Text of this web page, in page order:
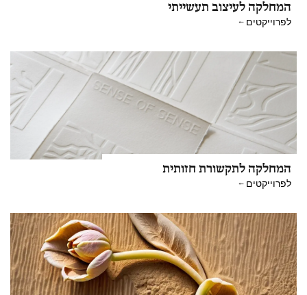
המחלקה לעיצוב תעשייתי
לפרוייקטים
המחלקה לתקשורת חזותית
לפרוייקטים